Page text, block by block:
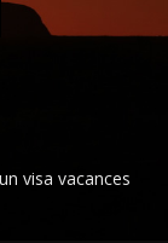
visa vacances